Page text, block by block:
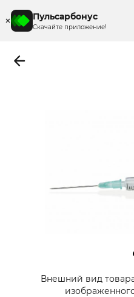
Пульсарбонус
Скачайте приложение!
Внешний вид